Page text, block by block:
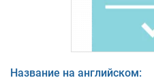
Название на английском: